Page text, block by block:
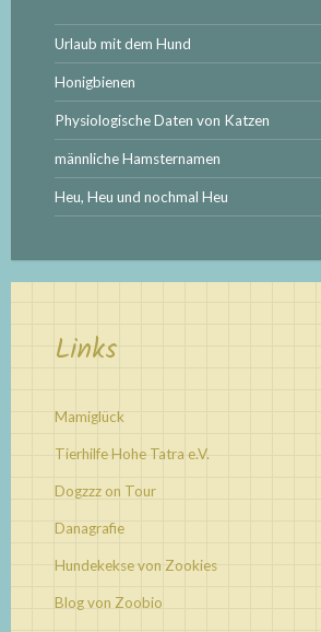
Urlaub mit dem Hund
Honigbienen
Physiologische Daten von Katzen
männliche Hamsternamen
Heu, Heu und nochmal Heu
Links
Mamiglück
Tierhilfe Hohe Tatra e.V.
Dogzzz on Tour
Danagrafie
Hundekekse von Zookies
Blog von Zoobio